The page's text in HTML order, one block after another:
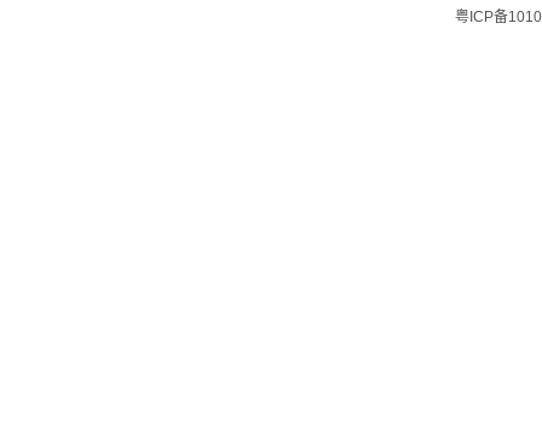
粤ICP备